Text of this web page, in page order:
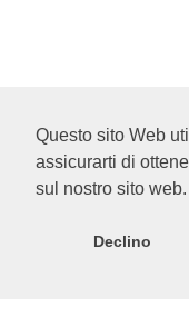
Questo sito Web
assicurarti di
sul nostro sito web.
Declino